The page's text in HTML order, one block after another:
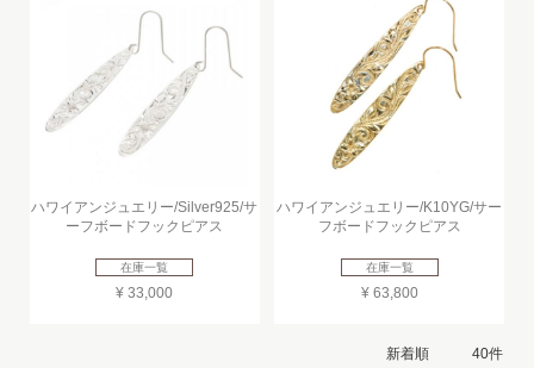
ハワイアンジュエリー/Silver925/サ
ーフボードフックピアス
在庫一覧
¥ 33,000
ハワイアンジュエリー/K10YG/サー
フボードフックピアス
在庫一覧
¥ 63,800